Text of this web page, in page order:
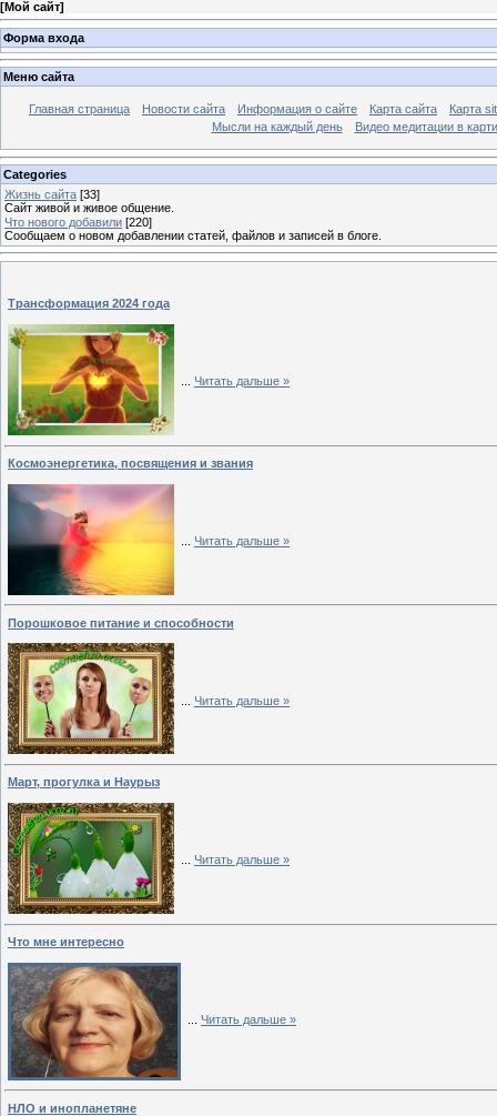
[Мой сайт]
Форма входа
Меню сайта
Главная страница Новости сайта Информация о сайте Карта сайта
Карта
Мысли на каждый день
Видео медитации в
Categories
Жизнь сайта [33]
Сайт живой и живое общение.
Что нового добавили [220]
Сообщаем о новом добавлении статей, файлов и записей в блоге.
Трансформация 2024 года
Читать дальше »
Космоэнергетика, посвящения и звания
Читать дальше »
Порошковое питание и способности
Читать дальше »
Март, прогулка и Наурыз
Читать дальше »
Что мне интересно
Читать дальше »
НЛО и инопланетяне